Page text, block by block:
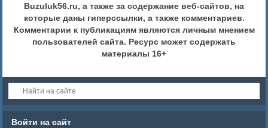
Buzuluk56.ru, а также за содержание веб-сайтов, на
которые даны гиперссылки, а также комментариев.
Комментарии к публикациям являются личным мнением
пользователей сайта. Ресурс может содержать
материалы 16+
Войти на сайт